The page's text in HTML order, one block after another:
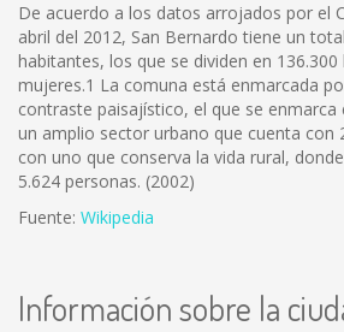
De acuerdo a los datos arrojados por el
abril del 2012, San Bernardo tiene un
habitantes, los que se dividen en
mujeres.1 La comuna está enmarcada
contraste paisajístico, el que se enmarca
un amplio sector urbano que cuenta con
con uno que conserva la vida rural,
5.624 personas. (2002)
Fuente: Wikipedia
Información sobre la